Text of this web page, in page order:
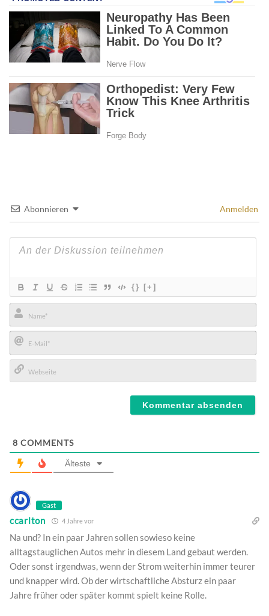
Abonnieren Anmelden
{} [+]
Name*
E-
Mail*
8 COMMENTS
Älteste
Gast
ccarlton 4 Jahre vor
Na und? In ein paar Jahren sollen sowieso keine
alltagstauglichen Autos mehr in diesem Land gebaut werden.
Oder sonst irgendwas, wenn der Strom weiterhin immer teurer
und knapper wird. Ob der wirtschaftliche Absturz ein paar
Jahre früher oder später kommt spielt keine Rolle.